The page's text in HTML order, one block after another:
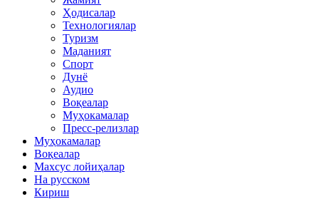
Ҳодисалар
Технологиялар
Туризм
Маданият
Спорт
Дунё
Аудио
Воқеалар
Муҳокамалар
Пресс-релизлар
Муҳокамалар
Воқеалар
Махсус лойиҳалар
На русском
Кириш